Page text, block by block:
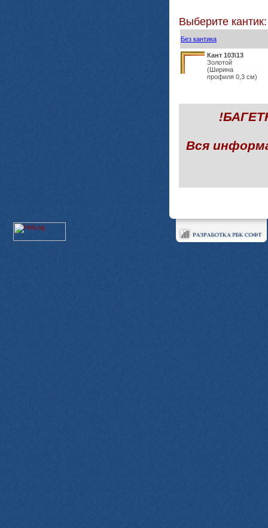
Выберите кантик:
Без кантика
Кант 103\13
Золотой
(Ширина
профиля 0,3 см)
Вся